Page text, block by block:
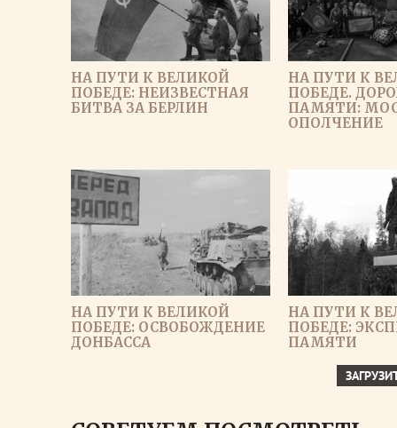
НА ПУТИ К ВЕЛИКОЙ
ПОБЕДЕ: НЕИЗВЕСТНАЯ
БИТВА ЗА БЕРЛИН
НА ПУТИ К
ПОБЕДЕ.
ПАМЯТИ:
ОПОЛЧЕНИЕ
НА ПУТИ К ВЕЛИКОЙ
ПОБЕДЕ: ОСВОБОЖДЕНИЕ
ДОНБАССА
НА ПУТИ К
ПОБЕДЕ:
ПАМЯТИ